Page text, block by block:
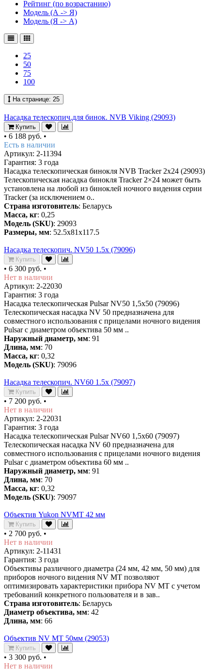
Рейтинг (по возрастанию)
Модель (А -> Я)
Модель (Я -> А)
25
50
75
100
На странице: 25
Насадка телескопич.для бинок. NVB Viking (29093)
Купить
• 6 188 руб. •
Есть в наличии
Артикул: 2-11394
Гарантия: 3 года
Насадка телескопическая бинокля NVB Tracker 2x24 (29093)
Телескопическая насадка бинокля Tracker 2×24 может быть
установлена на любой из биноклей ночного видения серии
Tracker (за исключением о..
Страна изготовитель: Беларусь
Масса, кг: 0,25
Модель (SKU): 29093
Размеры, мм: 52.5x81x117.5
Насадка телескопич. NV50 1.5х (79096)
Купить
• 6 300 руб. •
Нет в наличии
Артикул: 2-22030
Гарантия: 3 года
Насадка телескопическая Pulsar NV50 1,5x50 (79096)
Телескопическая насадка NV 50 предназначена для
совместного использования с прицелами ночного видения
Pulsar с диаметром объектива 50 мм ..
Наружный диаметр, мм: 91
Длина, мм: 70
Масса, кг: 0,32
Модель (SKU): 79096
Насадка телескопич. NV60 1.5х (79097)
Купить
• 7 200 руб. •
Нет в наличии
Артикул: 2-22031
Гарантия: 3 года
Насадка телескопическая Pulsar NV60 1,5x60 (79097)
Телескопическая насадка NV 60 предназначена для
совместного использования с прицелами ночного видения
Pulsar с диаметром объектива 60 мм ..
Наружный диаметр, мм: 91
Длина, мм: 70
Масса, кг: 0,32
Модель (SKU): 79097
Объектив Yukon NVMT 42 мм
Купить
• 2 700 руб. •
Нет в наличии
Артикул: 2-11431
Гарантия: 3 года
Объективы различного диаметра (24 мм, 42 мм, 50 мм) для
приборов ночного видения NV MT позволяют
оптимизировать характеристики прибора NV MT с учетом
требований конкретного пользователя и в зав..
Страна изготовитель: Беларусь
Диаметр объектива, мм: 42
Длина, мм: 66
Объектив NV MT 50мм (29053)
Купить
• 3 300 руб. •
Нет в наличии